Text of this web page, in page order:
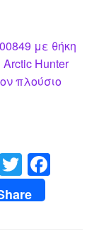
με θήκη
Hunter
πλούσιο
T
wi
tt
F